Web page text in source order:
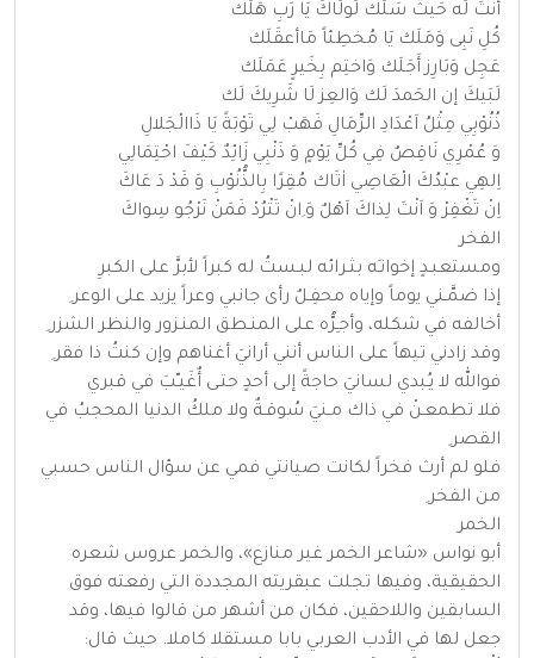
أَنتَ لَه حَيثُ سَلَك لَولَاكَ يَا رَبِ هَلَك
كُلِ نَبِى وَمَلَك يَا مُخطِئاً مَاأعقَلَك
عَجِل وَبَارِز أَجَلَك وَاختِم بِخَيرٍ عَمَلَك
لَبَيكَ إن الحَمدَ لَك وَالعِز لَا شَرِيكَ لَك
ذُنُوْبِي مِثْلُ اَعْدَادِ الرِّمَالِ فَهَبْ لِي تَوْبَةً يَا ذَاالْجَلالِ
وَ عُمْرِي نَاقِصٌ فِي كُلِّ يَوْمٍ وَ ذَنْبِي زَائِدٌ كَيْفَ احْتِمَالِي
اِلهِي عبْدُكَ الْعَاصِي اٰتَاك مُقِرًا بِالذُّنُوْبِ وَ قَدْ دَ عَاكَ
اِنْ تَغْفِرْ وَ اَنْتَ لِذاكَ اَهْلٌ وَ ِانْ تَتْرُدْ فَمَنْ نَرْجُو سِواكَ
الفخر
ومستعبـدٍ إخوانـَه بثـرائه لبـستُ له كبراً لأبرَّ على الكبرِ
إذا ضمَّـني يوماً وإياه محفِـلٌ رأى جانبي وعراً يزيد على الوعر ِ
أخالفه في شكله، وأجـِرُّه على المنـطق المنـزور والنظر الشزر ِ
وقد زادني تيهاً على الناس أنني أرانيَ أغناهم وإن كنتُ ذا فقر ِ
فوالله لا يـُبدي لسانيَ حاجةً إلى أحدٍ حتـى أٌغَيـّبَ في قبري
فلا تطمعـنْ في ذاك مـنيَ سُوقـةٌ ولا ملكُ الدنيا المحجبُ في
القصر ِ
فلو لم أرث فخراً لكانت صيانتي فمي عن سؤال الناس حسبي
من الفخر ِ
الخمر
أبو نواس «شاعر الخمر غير منازع»، والخمر عروس شعره
الحقيقية، وفيها تجلت عبقريته المجددة التي رفعته فوق
السابقين واللاحقين، فكان من أشهر من قالوا فيها، وقد
جعل لها في الأدب العربي بابا مستقلا كاملا. حيث قال: